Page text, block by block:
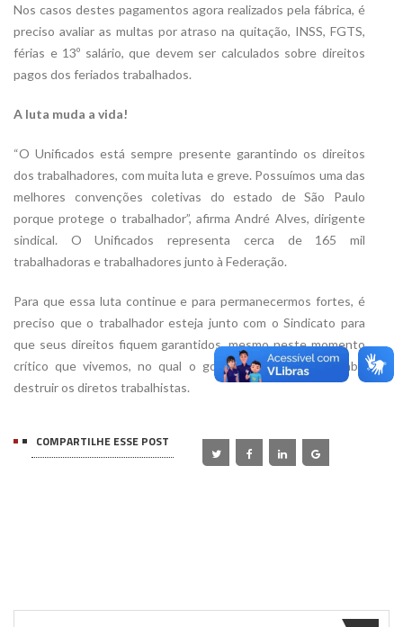
Nos casos destes pagamentos agora realizados pela fábrica, é
preciso avaliar as multas por atraso na quitação, INSS, FGTS,
férias e 13º salário, que devem ser calculados sobre direitos
pagos dos feriados trabalhados.
A luta muda a vida!
“O Unificados está sempre presente garantindo os direitos
dos trabalhadores, com muita luta e greve. Possuímos uma das
melhores convenções coletivas do estado de São Paulo
porque protege o trabalhador”, afirma André Alves, dirigente
sindical. O Unificados representa cerca de 165 mil
trabalhadoras e trabalhadores junto à Federação.
Para que essa luta continue e para permanecermos fortes, é
preciso que o trabalhador esteja junto com o Sindicato para
que seus direitos fiquem garantidos, mesmo neste momento
crítico que vivemos, no qual o governo Bolsonaro só sabe
destruir os diretos trabalhistas.
COMPARTILHE ESSE POST